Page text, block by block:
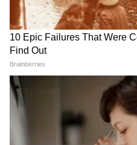
6
Image Credit :Getty